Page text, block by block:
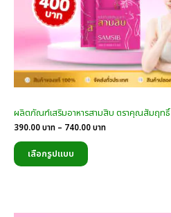
ผลิตภัณฑ์เสริมอาหารสามสิบ ตราคุณสัมฤทธิ์
390.00บาท – 740.00บาทPrice
เลือกรูปแบบ